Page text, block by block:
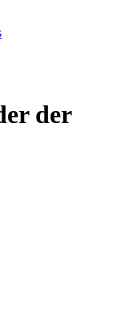
der